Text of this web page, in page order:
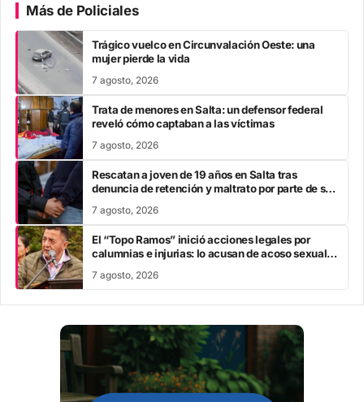
Más de Policiales
Trágico vuelco en Circunvalación Oeste: una
mujer pierde la vida
7 agosto, 2026
Trata de menores en Salta: un defensor federal
reveló cómo captaban a las víctimas
7 agosto, 2026
Rescatan a joven de 19 años en Salta tras
denuncia de retención y maltrato por parte de su
7 agosto, 2026
El “Topo Ramos” inició acciones legales por
calumnias e injurias: lo acusan de acoso sexual a
7 agosto, 2026